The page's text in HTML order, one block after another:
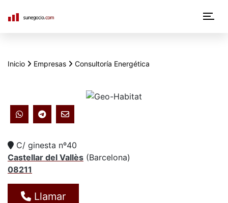
N
v
g
a
c
i
ó
Inicio Empresas Consultoría Energética
C/ ginesta nº40
Castellar del Vallès (Barcelona)
08211
Llamar